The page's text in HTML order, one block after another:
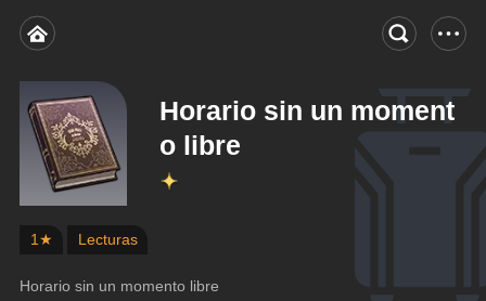
Horario sin un moment
o libre
1★ Lecturas
Horario sin un momento libre